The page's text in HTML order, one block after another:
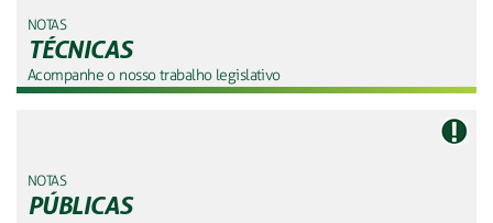
NOTAS
TÉCNICAS
Acompanhe o nosso trabalho legislativo
NOTAS
PÚBLICAS